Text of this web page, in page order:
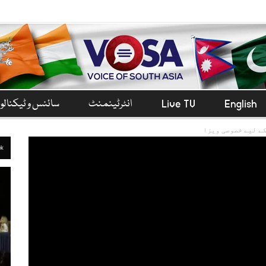
English
Live TV انٹرٹینمنٹ سائنس و
لیے خصوصی ویزا